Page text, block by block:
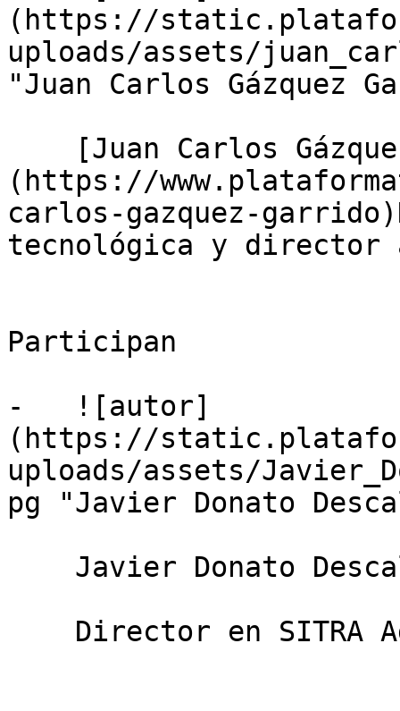
(https://
uploads/assets/
"Juan Carlos Gázquez
(https://
carlos-gazquez-
tecnológica y director
Participan
-   ![autor]
(https://
uploads/assets/
pg "Javier Donato